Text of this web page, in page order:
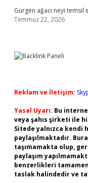
Gürgen ağacı neyi temsil
Temmuz 22, 2026
Reklam ve İletişim:
Yasal Uyarı: Bu
veya şahıs şirketi ile
Sitede yalnızca kendi
paylaşılmaktadır.
taşımamakta olup,
paylaşım
benzerlikleri
taslak halindedir ve